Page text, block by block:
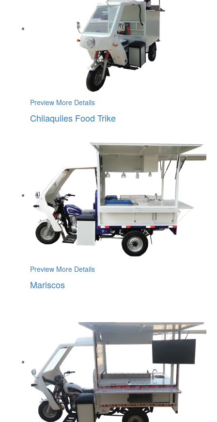
Preview More Details
Chilaquiles Food Trike
Preview More Details
Mariscos